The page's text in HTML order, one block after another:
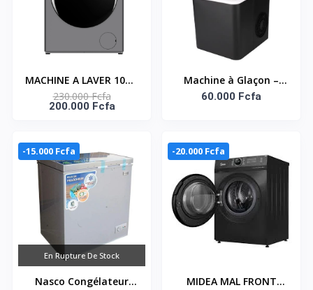
MACHINE A LAVER 10KG
CHARGEMENT
FRONTALE INVERTER -
230.000 Fcfa
200.000 Fcfa
Machine à Glaçon –
STIM-8888A – 15kg/24h
60.000 Fcfa
-15.000 Fcfa
En Rupture De Stock
Nasco Congélateur
-20.000 Fcfa
MIDEA MAL FRONT